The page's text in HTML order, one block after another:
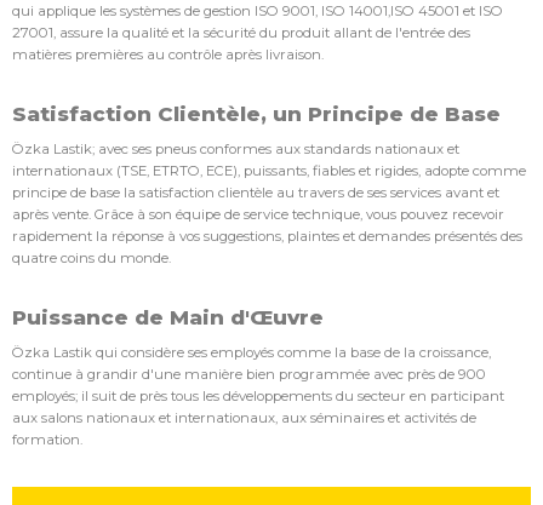
qui applique les systèmes de gestion ISO 9001, ISO 14001,ISO 45001 et ISO
27001, assure la qualité et la sécurité du produit allant de l'entrée des
matières premières au contrôle après livraison.
Satisfaction Clientèle, un Principe de Base
Özka Lastik; avec ses pneus conformes aux standards nationaux et
internationaux (TSE, ETRTO, ECE), puissants, fiables et rigides, adopte comme
principe de base la satisfaction clientèle au travers de ses services avant et
après vente. Grâce à son équipe de service technique, vous pouvez recevoir
rapidement la réponse à vos suggestions, plaintes et demandes présentés des
quatre coins du monde.
Puissance de Main d'Œuvre
Özka Lastik qui considère ses employés comme la base de la croissance,
continue à grandir d'une manière bien programmée avec près de 900
employés; il suit de près tous les développements du secteur en participant
aux salons nationaux et internationaux, aux séminaires et activités de
formation.